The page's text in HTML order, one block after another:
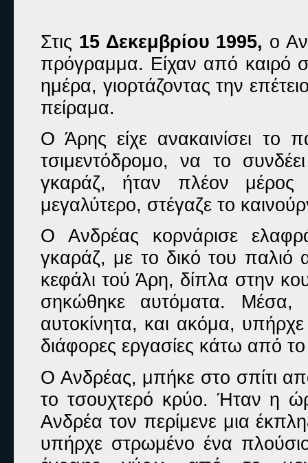
Στις 15 Δεκεμβρίου 1995, ο
πρόγραμμα. Είχαν από καιρό
ημέρα, γιορτάζοντας την
πείραμα.
Ο Άρης είχε ανακαινίσει το
τσιμεντόδρομο, να το
γκαράζ, ήταν πλέον μέρος
μεγαλύτερο, στέγαζε το
Ο Ανδρέας κορνάρισε
γκαράζ, με το δικό του παλιό
κεφάλι τού Άρη, δίπλα στην
σηκώθηκε αυτόματα.
αυτοκίνητα, και ακόμα,
διάφορες εργασίες κάτω από το
Ο Ανδρέας, μπήκε στο σπίτι
το τσουχτερό κρύο. Ήταν η
Ανδρέα τον περίμενε μια
υπήρχε στρωμένο ένα